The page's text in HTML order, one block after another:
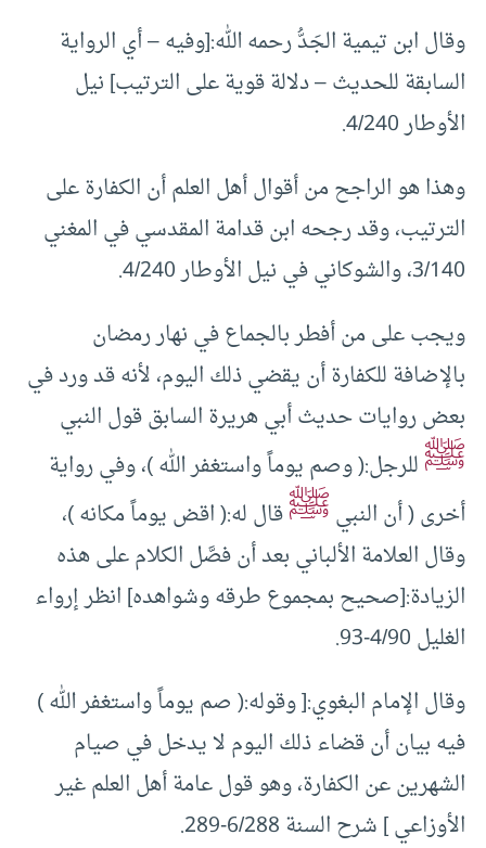
وقال ابن تيمية الجَدُّ رحمه الله:[وفيه – أي الرواية
السابقة للحديث – دلالة قوية على الترتيب] نيل
الأوطار 4/240.
وهذا هو الراجح من أقوال أهل العلم أن الكفارة على
الترتيب، وقد رجحه ابن قدامة المقدسي في المغني
3/140، والشوكاني في نيل الأوطار 4/240.
ويجب على من أفطر بالجماع في نهار رمضان
بالإضافة للكفارة أن يقضي ذلك اليوم، لأنه قد ورد في
بعض روايات حديث أبي هريرة السابق قول النبي
ﷺللرجل:( وصم يوماً واستغفر الله )، وفي رواية
أخرى ( أن النبيﷺقال له:( اقض يوماً مكانه )،
وقال العلامة الألباني بعد أن فصَّل الكلام على هذه
الزيادة:[صحيح بمجموع طرقه وشواهده] انظر إرواء
الغليل 4/90-93.
وقال الإمام البغوي:[ وقوله:( صم يوماً واستغفر الله )
فيه بيان أن قضاء ذلك اليوم لا يدخل في صيام
الشهرين عن الكفارة، وهو قول عامة أهل العلم غير
الأوزاعي ] شرح السنة 6/288-289.